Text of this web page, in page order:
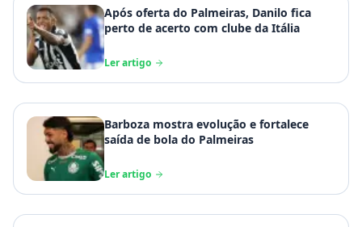
Após oferta do Palmeiras, Danilo fica
perto de acerto com clube da Itália
Ler artigo
Barboza mostra evolução e fortalece
saída de bola do Palmeiras
Ler artigo